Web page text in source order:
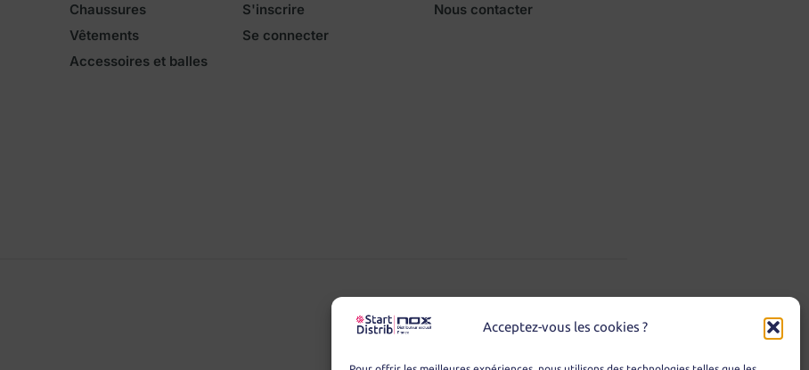
Acceptez-vous les cookies ?
Chaussures
Vêtements
Accessoires et balles
S'inscrire
Se connecter
Nous contacter